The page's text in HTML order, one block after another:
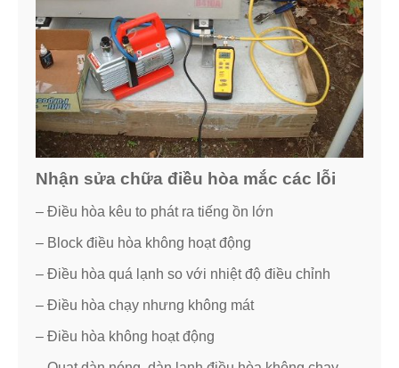
Nhận sửa chữa điều hòa mắc các lỗi
– Điều hòa kêu to phát ra tiếng ồn lớn
– Block điều hòa không hoạt động
– Điều hòa quá lạnh so với nhiệt độ điều chỉnh
– Điều hòa chạy nhưng không mát
– Điều hòa không hoạt động